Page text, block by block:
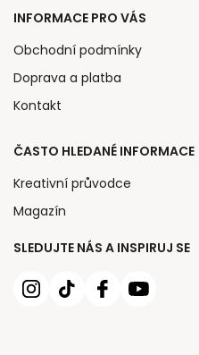
SLEDUJTE NÁS A INSPIRUJ SE
INFORMACE PRO VÁS
Obchodní podmínky
Doprava a platba
Kontakt
ČASTO HLEDANÉ INFORMACE
Kreativní průvodce
Magazín